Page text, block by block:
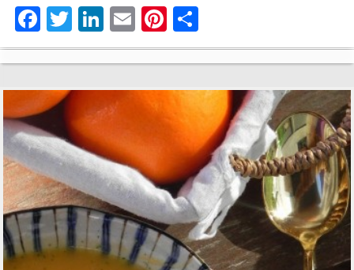
Fa
ce
bo
ok
T
wi
tte
r
Li
nk
ed
In
E
m
ail
Pi
nt
er
es
t
o
m
pa
rti
r